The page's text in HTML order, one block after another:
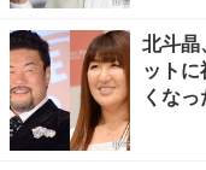
北斗晶
ット
くな